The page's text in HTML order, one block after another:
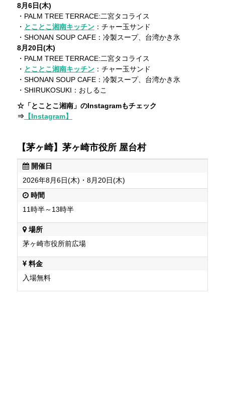
8月6日(木)
・PALM TREE TERRACE:二宮タコライス
・ とことこ湘南キッチン ：チャー玉サンド
・SHONAN SOUP CAFE：冷製スープ、台湾かき氷
8月20日(木)
・PALM TREE TERRACE:二宮タコライス
・ とことこ湘南キッチン ：チャー玉サンド
・SHONAN SOUP CAFE：冷製スープ、台湾かき氷
・SHIRUKOSUKI：おしるこ
☆「とことこ湘南」のInstagramもチェック
⇒ 【Instagram】
【茅ヶ崎】茅ヶ崎市役所 屋台村
開催日
2026年8月6日(木)・8月20日(木)
時間
11時半～13時半
場所
茅ヶ崎市役所前広場
料金
入場無料